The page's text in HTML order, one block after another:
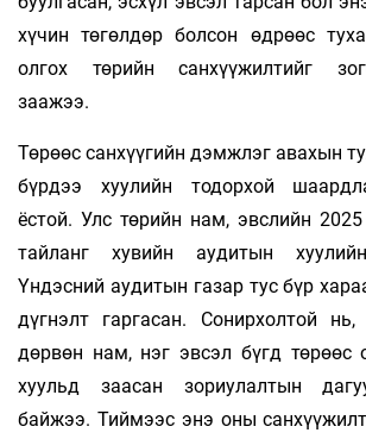
хүчин төгөлдөр болсон өдрөөс
олгох төрийн санхүүжилтийг
заажээ.
Төрөөс санхүүгийн дэмжлэг авахын
бүрдээ хуулийн тодорхой
ёстой. Улс төрийн нам, эвслийн
тайланг хувийн аудитын
Үндэсний аудитын газар тус бүр
дүгнэлт гаргасан. Сонирхолтой нь,
дөрвөн нам, нэг эвсэл бүгд төрөөс
хуульд заасан зориулалтын
байжээ. Тиймээс энэ оны